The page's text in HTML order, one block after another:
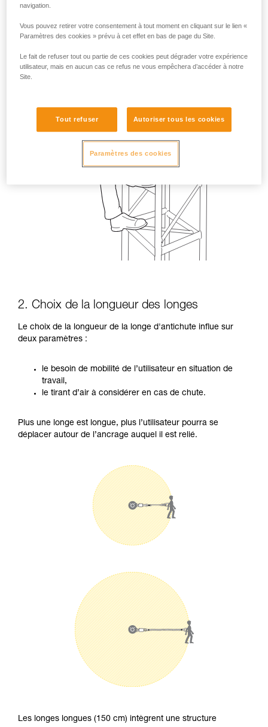
2. Choix de la longueur des longes
Le choix de la longueur de la longe d'antichute influe sur
deux paramètres :
le besoin de mobilité de l’utilisateur en situation de
travail,
le tirant d’air à considérer en cas de chute.
Plus une longe est longue, plus l’utilisateur pourra se
déplacer autour de l’ancrage auquel il est relié.
Les longes longues (150 cm) intègrent une structure
navigation.
Vous pouvez retirer votre consentement à tout moment en cliquant sur le lien «
Paramètres des cookies » prévu à cet effet en bas de page du Site.
Le fait de refuser tout ou partie de ces cookies peut dégrader votre expérience
utilisateur, mais en aucun cas ce refus ne vous empêchera d’accéder à notre
Site.
Tout refuser Autoriser tous les cookies
Paramètres des cookies